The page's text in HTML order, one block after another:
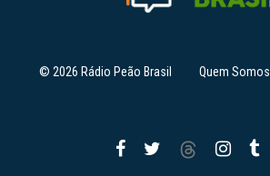
© 2026 Rádio Peão Brasil Quem Somos